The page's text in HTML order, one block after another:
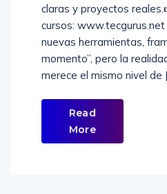
claras y proyectos
cursos:
nuevas herramientas,
momento”, pero la
merece el mismo nivel de
Read
More